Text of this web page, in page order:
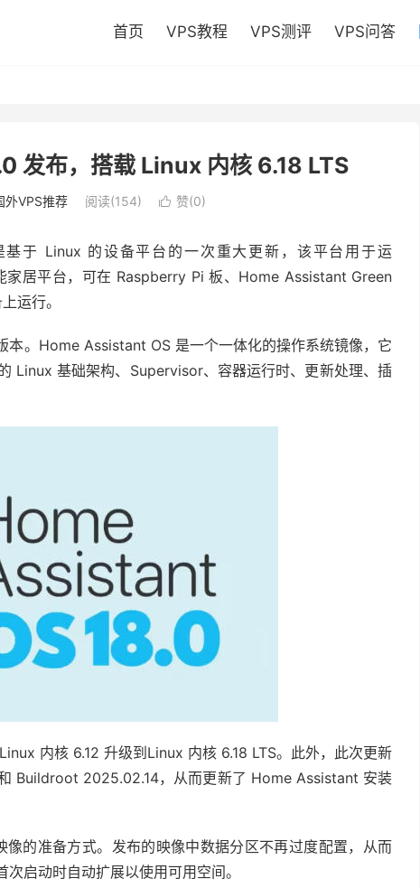
首页 VPS教程 VPS测评 VPS问答
发布，搭载 Linux 内核 6.18 LTS
外VPS推荐 阅读(154)  赞(0)
基于 Linux 的设备平台的一次重大更新，该平台用于运
家居平台，可在 Raspberry Pi 板、Home Assistant Green
运行。
本。Home Assistant OS 是一个一体化的操作系统镜像，它
Linux 基础架构、Supervisor、容器运行时、更新处理、插
内核 6.12 升级到 Linux 内核 6.18 LTS。此外，此次更新
Buildroot 2025.02.14，从而更新了 Home Assistant 安装
的准备方式。发布的映像中数据分区不再过度配置，从而
启动时自动扩展以使用可用空间。